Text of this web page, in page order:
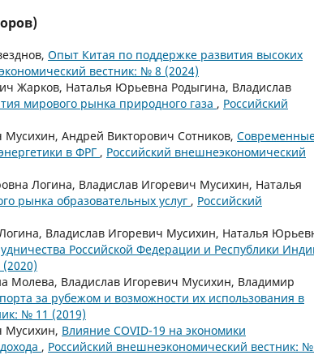
Опыт Китая по поддержке развития высоких
вестник: № 8 (2024)
Жарков, Наталья Юрьевна Родыгина, Владислав
мирового рынка природного газа , Российский
Андрей Викторович Сотников,
в ФРГ , Российский внешнеэкономический
Логина, Владислав Игоревич Мусихин, Наталья
рынка образовательных услуг , Российский
Владислав Игоревич Мусихин, Наталья
Российской Федерации и Республики
Молева, Владислав Игоревич Мусихин, Владимир
за рубежом и возможности их использования в
№ 11 (2019)
Мусихин, Влияние COVID-19 на экономики
, Российский внешнеэкономический вестник: